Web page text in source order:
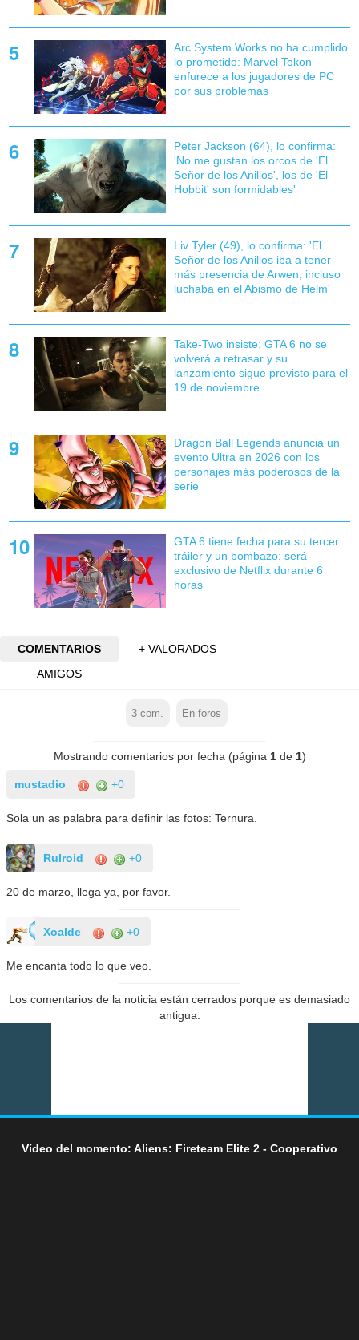
Arc System Works no ha cumplido
lo prometido: Marvel Tokon
enfurece a los jugadores de PC
por sus problemas
Peter Jackson (64), lo confirma:
'No me gustan los orcos de 'El
Señor de los Anillos', los de 'El
Hobbit' son formidables'
Liv Tyler (49), lo confirma: 'El
Señor de los Anillos iba a tener
más presencia de Arwen, incluso
luchaba en el Abismo de Helm'
Take-Two insiste: GTA 6 no se
volverá a retrasar y su
lanzamiento sigue previsto para el
19 de noviembre
Dragon Ball Legends anuncia un
evento Ultra en 2026 con los
personajes más poderosos de la
serie
GTA 6 tiene fecha para su tercer
tráiler y un bombazo: será
exclusivo de Netflix durante 6
horas
COMENTARIOS
+ VALORADOS
AMIGOS
3 com. En foros
Mostrando comentarios por fecha (página 1de 1)
mustadio +0
Sola un as palabra para definir las fotos: Ternura.
Rulroid +0
20 de marzo, llega ya, por favor.
Xoalde +0
Me encanta todo lo que veo.
Los comentarios de la noticia están cerrados porque es demasiado
antigua.
Vídeo del momento: Aliens: Fireteam Elite 2 - Cooperativo